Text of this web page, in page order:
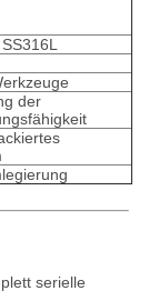
der
serielle